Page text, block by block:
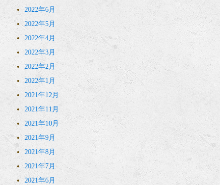
2022年6月
2022年5月
2022年4月
2022年3月
2022年2月
2022年1月
2021年12月
2021年11月
2021年10月
2021年9月
2021年8月
2021年7月
2021年6月